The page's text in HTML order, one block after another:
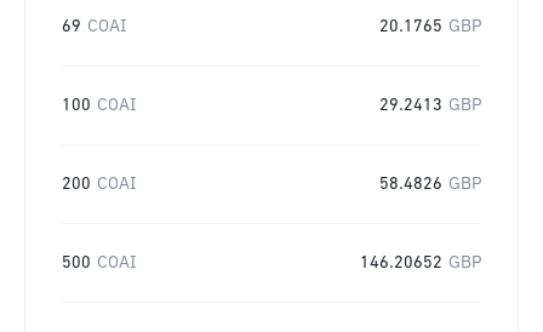
69 COAI 20.1765 GBP
100 COAI 29.2413 GBP
200 COAI 58.4826 GBP
500 COAI 146.20652 GBP